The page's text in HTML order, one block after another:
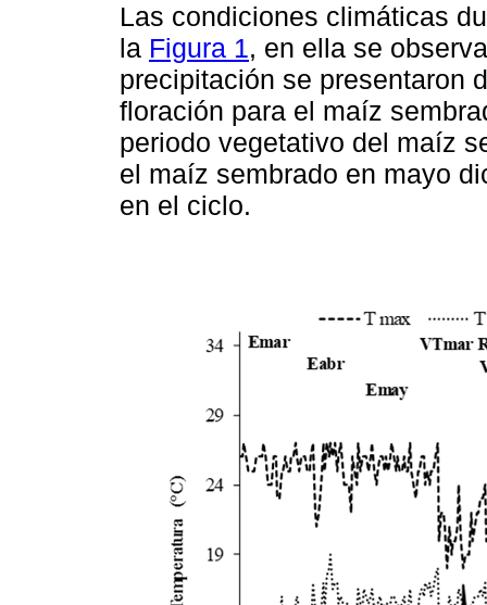
Las condiciones climáticas
la Figura 1, en ella se
precipitación se presentaron
floración para el maíz
periodo vegetativo del maíz
el maíz sembrado en mayo
en el ciclo.